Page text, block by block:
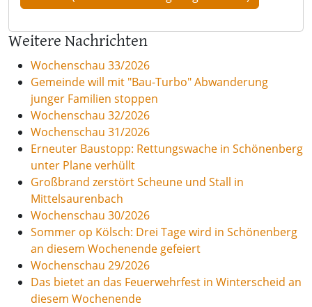
Weitere Nachrichten
Wochenschau 33/2026
Gemeinde will mit "Bau-Turbo" Abwanderung
junger Familien stoppen
Wochenschau 32/2026
Wochenschau 31/2026
Erneuter Baustopp: Rettungswache in Schönenberg
unter Plane verhüllt
Großbrand zerstört Scheune und Stall in
Mittelsaurenbach
Wochenschau 30/2026
Sommer op Kölsch: Drei Tage wird in Schönenberg
an diesem Wochenende gefeiert
Wochenschau 29/2026
Das bietet an das Feuerwehrfest in Winterscheid an
diesem Wochenende